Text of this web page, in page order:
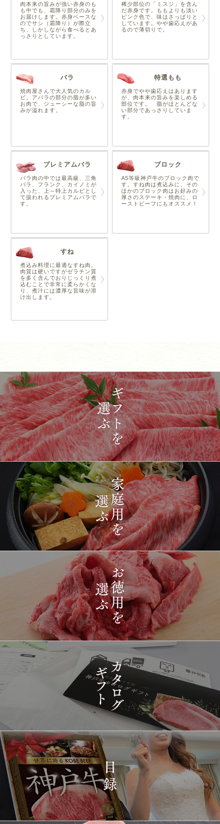
肉本来の旨みが強い赤身のも
も中でも、霜降り部分のみを
お届けします。赤身ベースな
のでサシ（霜降り）が際立
ち、しかしながら食べるとあ
っさりとしています。
稀少部位の「ミスジ」を含ん
だ赤身です。ももよりも淡い
ピンク色で、味はさっぱりと
しています。やや歯応えがあ
るので薄切りで。
バラ
焼肉屋さんで大人気のカル
ビ。アバラの部分の脂が多い
お肉で、ジューシーな脂の旨
みが溢れます。
特選もも
赤身でやや歯応えはあります
が、肉本来の旨みを楽しめる
部位です。 脂がほとんどな
い部分であっさりしていま
す。
プレミアムバラ
バラ肉の中では最高級、三角
バラ、フランク、カイノミが
入った、上～特上カルビとし
て扱われるプレミアムバラで
す。
ブロック
A5等級神戸牛のブロック肉で
す。すね肉は煮込みに、その
ほかのブロック肉はお好みの
厚さのステーキ・焼肉に、ロ
ーストビーフにもオススメ！
すね
煮込み料理に最適なすね肉。
肉質は硬いですがゼラチン質
を多く含んでおりじっくり煮
込むことで非常に柔らかくな
り、煮汁には濃厚な旨味が溶
け出します。
2026-
03-15
17:26:00
長野県
[ギフト] A5等級神戸牛
プレミアム霜降りももす
きやき 200g~1kg
1431
2026-
03-15
16:35:00
東京都
神戸牛目録 選べるセッ
ト ８千円
1432
2026-
03-15
14:10:00
[訳あり][家庭用] A5等級
神戸牛 フィレステーキ
1433
2026-
14:10:00
兵庫県
[家庭用] A5等級神戸牛
シャトーブリアンステー
キ 150ｇ(1枚)
2026-
12:23:00
東京都
神戸牛ギフトセット 1万
5千円 焼肉（肩ロース・
プレミアムもも）650g
1435
2026-
03-15
08:48:00
神戸牛カタログギフト
１万円
1436
2026-
03-14
22:21:00
大分県
神戸牛 食べ比べお重 二
段
2026-
神戸牛目録 選べるセッ